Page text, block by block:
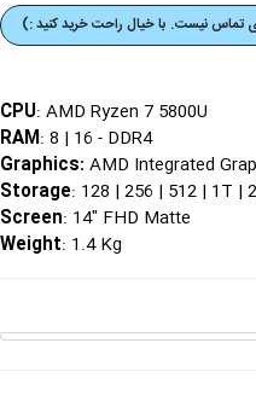
تماس نیست. با خیال راحت خرید کنید :)
CPU: AMD Ryzen 7 5800U
RAM: 8 | 16 - DDR4
Graphics: AMD Integrated
Storage: 128 | 256 | 512 | 1T |
Screen: 14" FHD Matte
Weight: 1.4 Kg